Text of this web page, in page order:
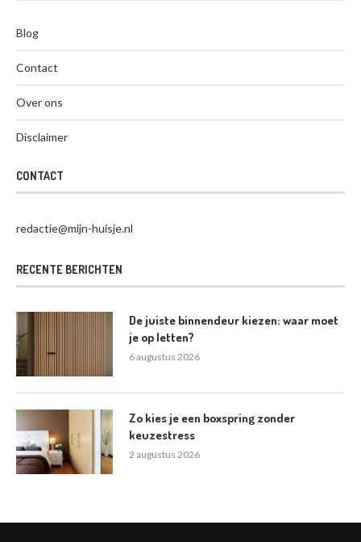
Blog
Contact
Over ons
Disclaimer
CONTACT
redactie@mijn-huisje.nl
RECENTE BERICHTEN
De juiste binnendeur kiezen: waar moet
je op letten?
6 augustus 2026
Zo kies je een boxspring zonder
keuzestress
2 augustus 2026